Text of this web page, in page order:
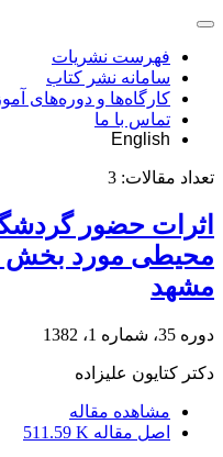
فهرست نشریات
سامانه نشر کتاب
کارگاه‌ها و دوره‌های
تماس با ما
English
تعداد مقالات: 3
اثرات حضور
محیطی مورد بخش
مشهد
دوره 35، شماره 1، 1382
دکتر کتایون علیزاده
مشاهده مقاله
اصل مقاله 511.59 K